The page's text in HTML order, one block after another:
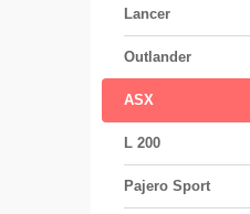
Lancer
Outlander
ASX
L 200
Pajero Sport